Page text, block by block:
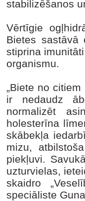
stabilizēšanos
Vērtīgie
Bietes sastāvā
stiprina
organismu.
„Biete no
ir nedaudz
normalizēt
holesterīna
skābekļa
mizu,
piekļuvi.
uzturvielas,
skaidro
speciāliste